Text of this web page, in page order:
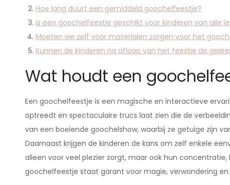
Hoe lang duurt een gemiddeld goochelfeestje?
Is een goochelfeestje geschikt voor kinderen van alle
Moeten we zelf voor materialen zorgen voor het
Kunnen de kinderen na afloop van het feestje de
Wat houdt een
Een goochelfeestje is een magische en interactieve
optreedt en spectaculaire trucs laat zien die de
van een boeiende goochelshow, waarbij ze getuige zijn
Daarnaast krijgen de kinderen de kans om zelf enkele
alleen voor veel plezier zorgt, maar ook hun
goochelfeestje staat garant voor magie, verwondering